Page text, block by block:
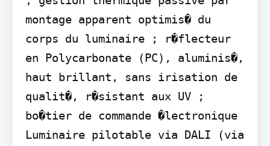
montage apparent optimis� du
corps du luminaire ; r�flecteur
en Polycarbonate (PC), aluminis�,
haut brillant, sans irisation de
qualit�, r�sistant aux UV ;
bo�tier de commande �lectronique
Luminaire pilotable via DALI (via